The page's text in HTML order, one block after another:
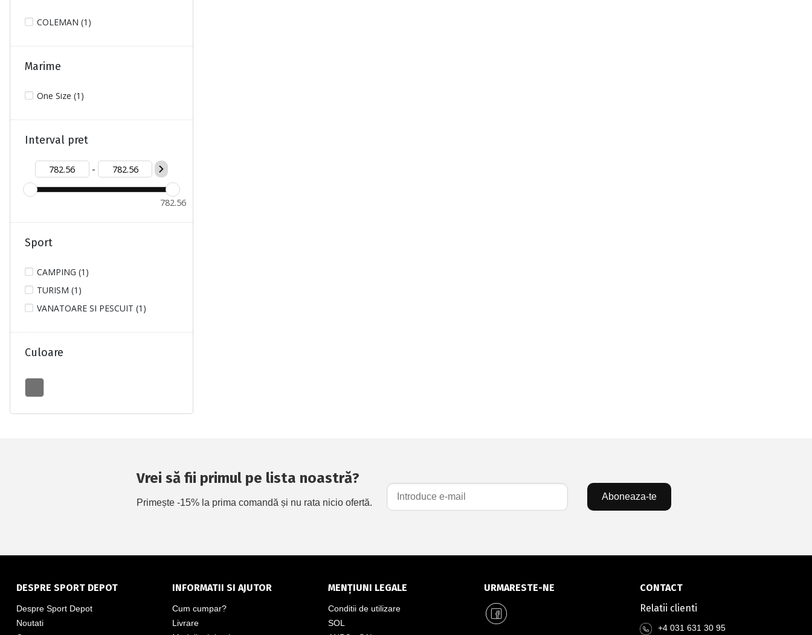
COLEMAN (1)
Marime
One Size (1)
Interval pret
-
782.56
Sport
CAMPING (1)
TURISM (1)
VANATOARE SI PESCUIT (1)
Culoare
Vrei să fii primul pe lista noastră?
Primește -15% la prima comandă și nu rata nicio ofertă.
Aboneaza-te
DESPRE SPORT DEPOT
Despre Sport Depot
Noutati
INFORMATII SI AJUTOR
Cum cumpar?
Livrare
MENȚIUNI LEGALE
Conditii de utilizare
SOL
URMARESTE-NE
CONTACT
Relatii clienti
+4 031 631 30 95